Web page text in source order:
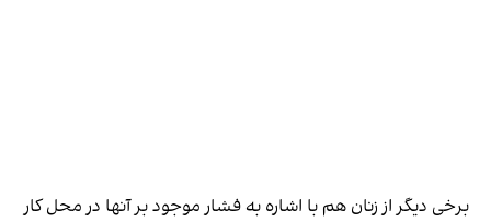
برخی دیگر از زنان هم با اشاره به فشار موجود بر آنها در محل کار